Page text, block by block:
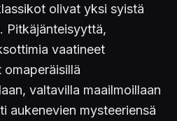
olivat yksi syistä
Pitkäjänteisyyttä,
vaatineet
valtavilla maailmoillaan
aukenevien mysteeriensä